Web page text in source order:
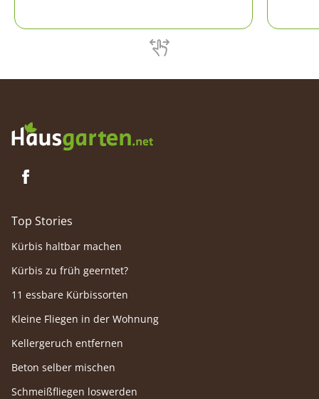
Top Stories
Kürbis haltbar machen
Kürbis zu früh geerntet?
11 essbare Kürbissorten
Kleine Fliegen in der Wohnung
Kellergeruch entfernen
Beton selber mischen
Schmeißfliegen loswerden